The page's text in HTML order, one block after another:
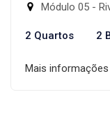
Módulo 05 -
2 Quartos 2
Mais informações